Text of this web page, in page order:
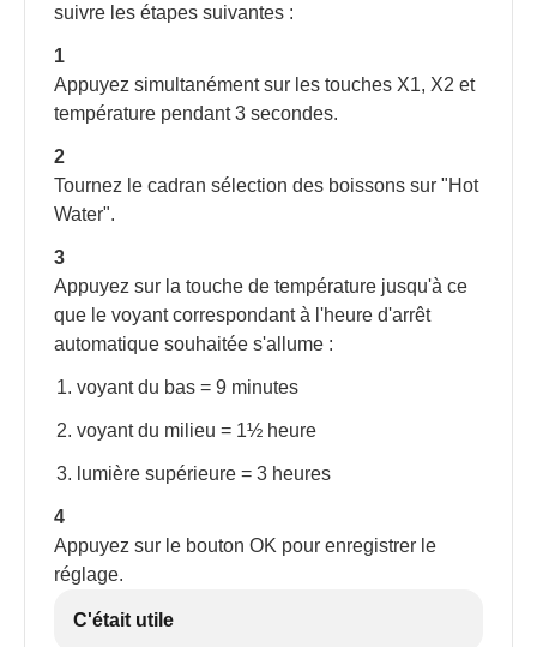
suivre les étapes suivantes :
1
Appuyez simultanément sur les touches X1, X2 et
température pendant 3 secondes.
2
Tournez le cadran sélection des boissons sur "Hot
Water".
3
Appuyez sur la touche de température jusqu'à ce
que le voyant correspondant à l'heure d'arrêt
automatique souhaitée s'allume :
voyant du bas = 9 minutes
voyant du milieu = 1½ heure
lumière supérieure = 3 heures
4
Appuyez sur le bouton OK pour enregistrer le
réglage.
C'était utile